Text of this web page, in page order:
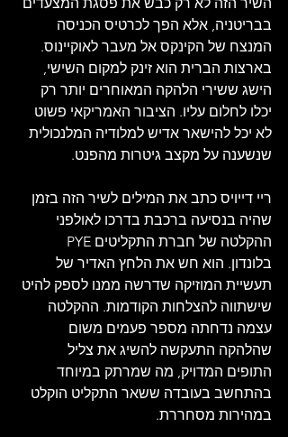
בבריטניה, אלא הפך לכרטיס הכניסה
המנצח של הקינקס אל מעבר לאוקיינוס.
בארצות הברית הוא זינק למקום השישי,
הישג ששירי הלהקה המאוחרים יותר רק
יכלו לחלום עליו. הציבור האמריקאי פשוט
לא יכל להישאר אדיש למלודיה המלנכולית
שנשענה על מקצב גיטרות מהפנט.
ריי דייויס כתב את המילים לשיר הזה בזמן
שהיה בנסיעה ברכבת בדרכו לאולפני
בלונדון. הוא חש את הלחץ האדיר של
תעשיית המוזיקה שדרשה ממנו לספק להיט
שישתווה להצלחות הקודמות. ההקלטה
עצמה נדחתה מספר פעמים משום
שהלהקה התעקשה להשיג את צליל
התופים המדויק, מה שמרתק במיוחד
בהתחשב בעובדה ששאר התקליט הוקלט
במהירות מסחררת.